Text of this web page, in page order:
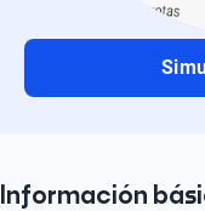
Información